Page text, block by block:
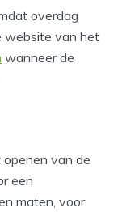
overdag
website van het
wanneer de
van de
een
maten, voor